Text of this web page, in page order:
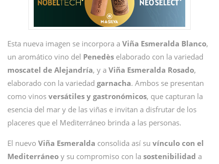
Esta nueva imagen se incorpora a Viña Esmeralda Blanco,
un aromático vino del Penedès elaborado con la variedad
moscatel de Alejandría, y a Viña Esmeralda Rosado,
elaborado con la variedad garnacha. Ambos se presentan
como vinos versátiles y gastronómicos, que capturan la
esencia del mar y de las viñas e invitan a disfrutar de los
placeres que el Mediterráneo brinda a las personas.
El nuevo Viña Esmeralda consolida así su vínculo con el
Mediterráneo y su compromiso con la sostenibilidad a